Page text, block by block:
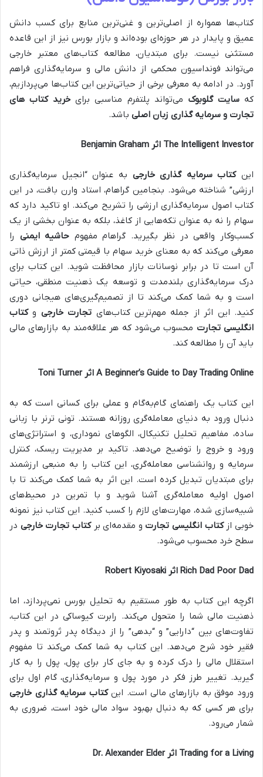
کتاب‌ها همواره از اصلی‌ترین و غنی‌ترین منابع برای کسب دانش
عمیق و پایدار در هر حوزه‌ای بوده‌اند و بازار بورس نیز از این قاعده
مستثنی نیست. برای مبتدیان، مطالعه کتاب‌های معتبر خارجی
می‌تواند فونداسیون محکمی از دانش مالی و سرمایه‌گذاری فراهم
آورد. در ادامه به معرفی برخی از حیاتی‌ترین این کتاب‌ها می‌پردازیم،
کهسایت گلوبوک می‌تواند پلتفرم مناسبی برای خرید کتاب‌ های
تجارت و سرمایه گذاری زبان اصلی باشد.
The Intelligent Investor اثر Benjamin Graham
اینکتاب سرمایه گذاری خارجی به عنوان “انجیل سرمایه‌گذاری
ارزشی” شناخته می‌شود. بنجامین گراهام، استاد وارن بافت، در این
کتاب اصول سرمایه‌گذاری ارزشی را تشریح می‌کند. او تاکید دارد که
سهام را نه به عنوان تکه‌هایی از کاغذ، بلکه به عنوان بخشی از یک
کسب‌وکار واقعی در نظر بگیرید. گراهام مفهوم حاشیه ایمنی را
معرفی می‌کند که به معنای خرید سهام با قیمتی کمتر از ارزش ذاتی
آن است تا در برابر نوسانات بازار محافظت شوید. این کتاب برای
درک سرمایه‌گذاری بلندمدت و توسعه یک ذهنیت منطقی، حیاتی
است و به شما کمک می‌کند تا از تصمیم‌گیری‌های هیجانی دوری
کنید. این اثر از جمله مهم‌ترین کتاب‌های تجارت خارجی وکتاب
انگلیسی تجارت محسوب می‌شود که هر علاقه‌مند به بازارهای مالی
باید آن را مطالعه کند.
A Beginner’s Guide to Day Trading Online اثر Toni Turner
این کتاب یک راهنمای گام‌به‌گام و عملی برای کسانی است که به
دنبال ورود به دنیای معامله‌گری روزانه هستند. تونی ترنر با زبانی
ساده، مفاهیم تحلیل تکنیکال، الگوهای نموداری، و استراتژی‌های
ورود و خروج را توضیح می‌دهد. تاکید بر مدیریت ریسک، کنترل
سرمایه و روانشناسی معامله‌گری، این کتاب را به منبعی ارزشمند
برای مبتدیان تبدیل کرده است. این اثر به شما کمک می‌کند تا با
اصول اولیه معامله‌گری آشنا شوید و با تمرین در محیط‌های
شبیه‌سازی شده، مهارت‌های لازم را کسب کنید. این کتاب نیز نمونه
خوبی ازکتاب انگلیسی تجارت و مقدمه‌ای برکتاب تجارت خارجی در
سطح خرد محسوب می‌شود.
Rich Dad Poor Dad اثر Robert Kiyosaki
اگرچه این کتاب به طور مستقیم به تحلیل بورس نمی‌پردازد، اما
ذهنیت مالی شما را متحول می‌کند. رابرت کیوساکی در این کتاب،
تفاوت‌های بین “دارایی” و “بدهی” را از دیدگاه پدر ثروتمند و پدر
فقیر خود شرح می‌دهد. این کتاب به شما کمک می‌کند تا مفهوم
استقلال مالی را درک کرده و به جای کار برای پول، پول را به کار
گیرید. تغییر طرز فکر در مورد پول و سرمایه‌گذاری، گام اول برای
ورود موفق به بازارهای مالی است. اینکتاب سرمایه گذاری خارجی
برای هر کسی که به دنبال بهبود سواد مالی خود است، ضروری به
شمار می‌رود.
Trading for a Living اثر Dr. Alexander Elder